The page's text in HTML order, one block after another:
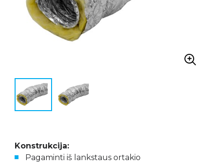
Konstrukcija:
Pagaminti iš lankstaus ortakio